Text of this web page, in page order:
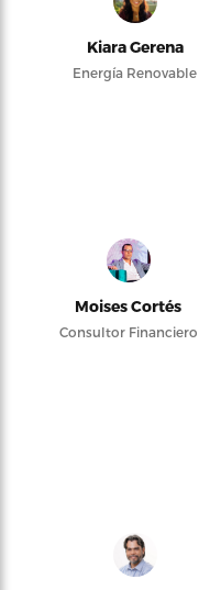
Kiara Gerena
Energía Renovable
Moises Cortés
Consultor Financiero